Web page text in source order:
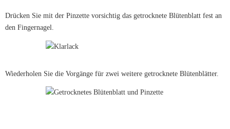
Drücken Sie mit der Pinzette vorsichtig das getrocknete Blütenblatt fest an
den Fingernagel.
Wiederholen Sie die Vorgänge für zwei weitere getrocknete Blütenblätter.